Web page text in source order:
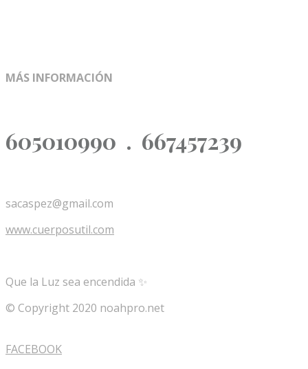
MÁS INFORMACIÓN
605010990 . 667457239
sacaspez@gmail.com
www.cuerposutil.com
Que la Luz sea encendida ✨
© Copyright 2020 noahpro.net
FACEBOOK